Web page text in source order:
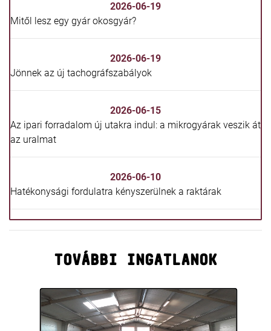
2026-06-19
Mitől lesz egy gyár okosgyár?
2026-06-19
Jönnek az új tachográfszabályok
2026-06-15
Az ipari forradalom új utakra indul: a mikrogyárak veszik át
az uralmat
2026-06-10
Hatékonysági fordulatra kényszerülnek a raktárak
TOVÁBBI INGATLANOK